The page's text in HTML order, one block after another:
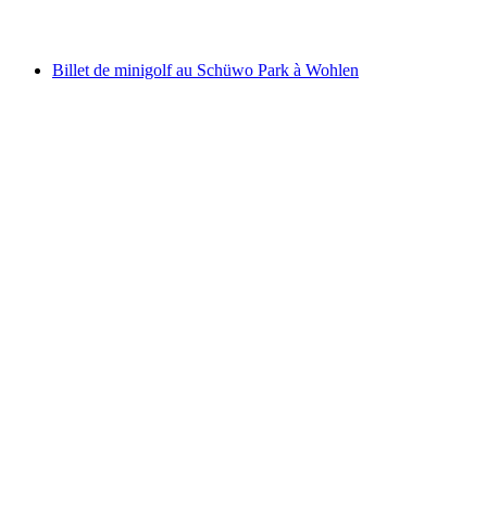
Billet de minigolf au Schüwo Park à Wohlen